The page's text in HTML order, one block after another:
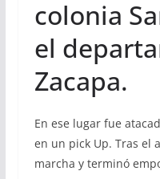
colonia
el
Zacapa.
En ese lugar fue
en un pick Up. Tras el
marcha y terminó